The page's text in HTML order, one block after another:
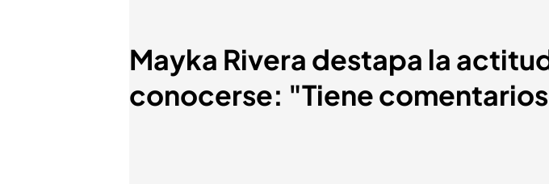
Mayka Rivera destapa la
conocerse: "Tiene